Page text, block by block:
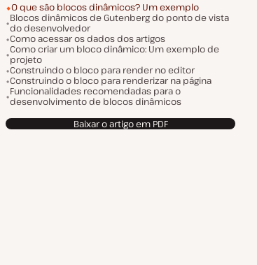
O que são blocos dinâmicos? Um exemplo
Blocos dinâmicos de Gutenberg do ponto de vista
do desenvolvedor
Como acessar os dados dos artigos
Como criar um bloco dinâmico: Um exemplo de
projeto
Construindo o bloco para render no editor
Construindo o bloco para renderizar na página
Funcionalidades recomendadas para o
desenvolvimento de blocos dinâmicos
Baixar o artigo em PDF